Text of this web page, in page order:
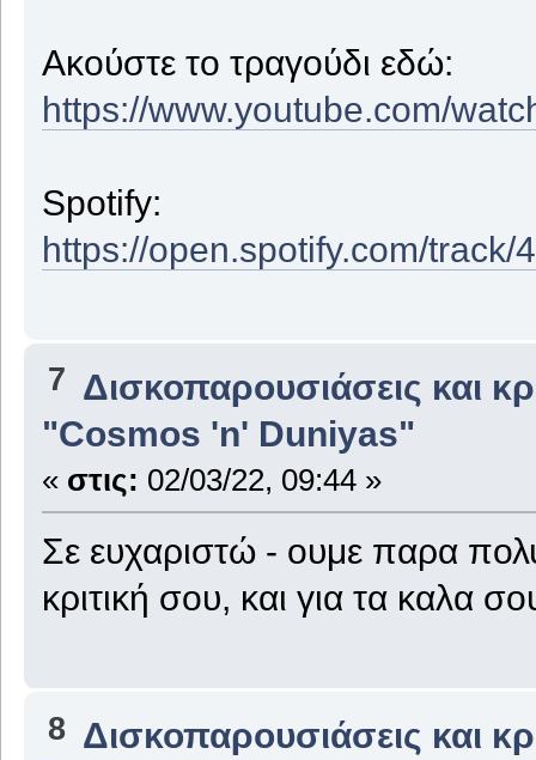
Ακούστε το τραγούδι εδώ:
https://www.youtube.com/
Spotify:
https://open.spotify.com/
7 Δισκοπαρουσιάσεις και
"Cosmos 'n' Duniyas"
« στις: 02/03/22, 09:44 »
Σε ευχαριστώ - ουμε παρα
κριτική σου, και για τα καλα
8 Δισκοπαρουσιάσεις και